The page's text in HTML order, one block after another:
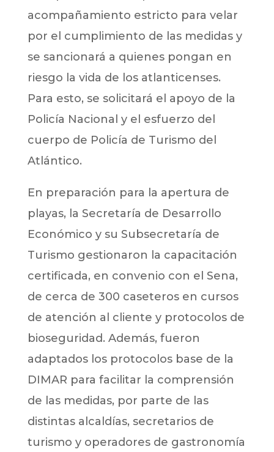
acompañamiento estricto para velar
por el cumplimiento de las medidas y
se sancionará a quienes pongan en
riesgo la vida de los atlanticenses.
Para esto, se solicitará el apoyo de la
Policía Nacional y el esfuerzo del
cuerpo de Policía de Turismo del
Atlántico.
En preparación para la apertura de
playas, la Secretaría de Desarrollo
Económico y su Subsecretaría de
Turismo gestionaron la capacitación
certificada, en convenio con el Sena,
de cerca de 300 caseteros en cursos
de atención al cliente y protocolos de
bioseguridad. Además, fueron
adaptados los protocolos base de la
DIMAR para facilitar la comprensión
de las medidas, por parte de las
distintas alcaldías, secretarios de
turismo y operadores de gastronomía